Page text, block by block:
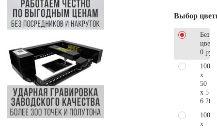
Выбор
Без
0 руб.
100
x
50
x 5
100
x